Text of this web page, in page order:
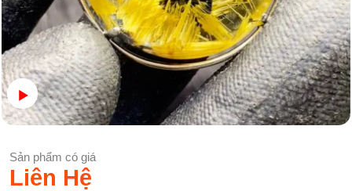
Sản phẩm có giá
Liên Hệ